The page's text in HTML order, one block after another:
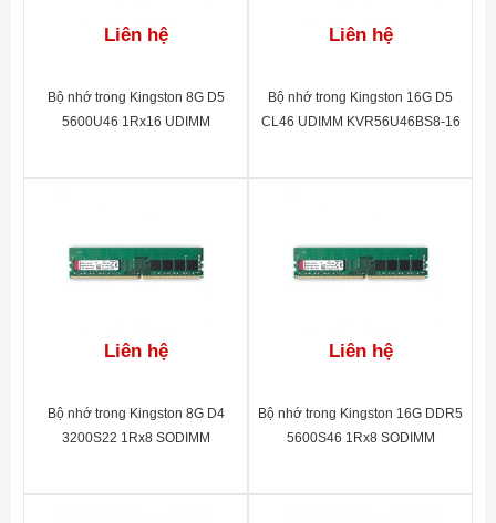
Liên hệ
Bộ nhớ trong Kingston 8G D5
5600U46 1Rx16 UDIMM
Liên hệ
Bộ nhớ trong Kingston 16G D5
CL46 UDIMM KVR56U46BS8-16
Liên hệ
Bộ nhớ trong Kingston 8G D4
3200S22 1Rx8 SODIMM
Liên hệ
Bộ nhớ trong Kingston 16G DDR5
5600S46 1Rx8 SODIMM